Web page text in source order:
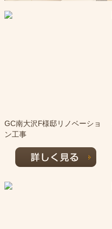
GC南大沢F様邸リノベーショ
ン工事